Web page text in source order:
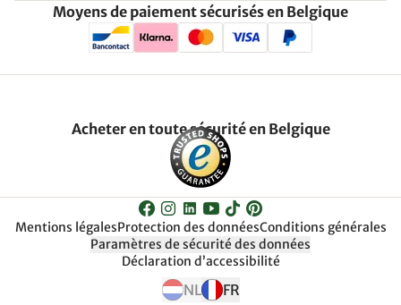
Moyens de paiement sécurisés en Belgique
Acheter en toute sécurité en Belgique
Mentions légalesProtection des donnéesConditions générales
Paramètres de sécurité des données
Déclaration d’accessibilité
NL FR